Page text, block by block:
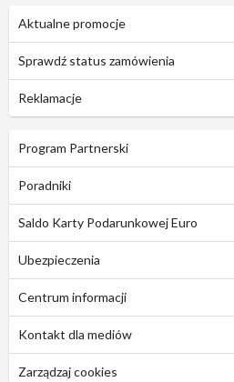
Aktualne promocje
Sprawdź status zamówienia
Reklamacje
Program Partnerski
Poradniki
Saldo Karty Podarunkowej Euro
Ubezpieczenia
Centrum informacji
Kontakt dla mediów
Zarządzaj cookies